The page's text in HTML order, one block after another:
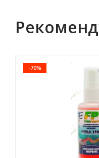
-70%